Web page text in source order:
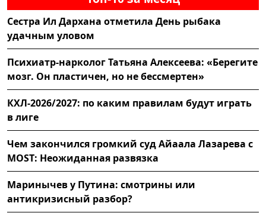
Сестра Ил Дархана отметила День рыбака
удачным уловом
Психиатр-нарколог Татьяна Алексеева: «Берегите
мозг. Он пластичен, но не бессмертен»
КХЛ-2026/2027: по каким правилам будут играть
в лиге
Чем закончился громкий суд Айаала Лазарева с
MOST: Неожиданная развязка
Маринычев у Путина: смотрины или
антикризисный разбор?